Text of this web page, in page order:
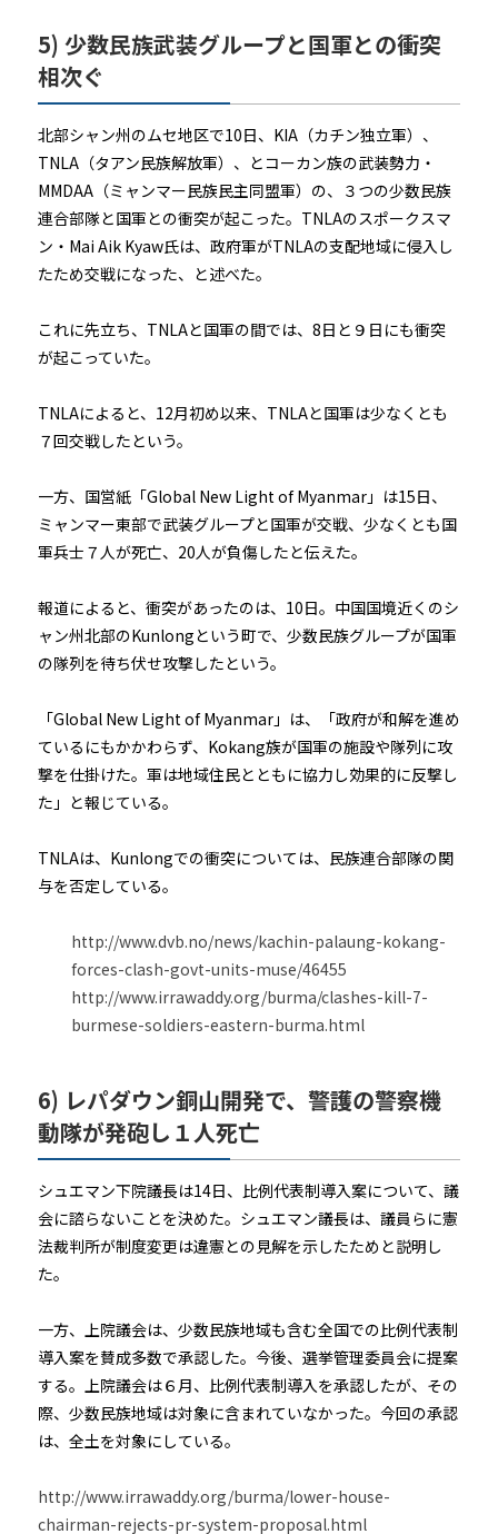
5) 少数民族武装グループと国軍との衝突
相次ぐ
北部シャン州のムセ地区で10日、KIA（カチン独立軍）、
TNLA（タアン民族解放軍）、とコーカン族の武装勢力・
MMDAA（ミャンマー民族民主同盟軍）の、３つの少数民族
連合部隊と国軍との衝突が起こった。TNLAのスポークスマ
ン・Mai Aik Kyaw氏は、政府軍がTNLAの支配地域に侵入し
たため交戦になった、と述べた。
これに先立ち、TNLAと国軍の間では、8日と９日にも衝突
が起こっていた。
TNLAによると、12月初め以来、TNLAと国軍は少なくとも
７回交戦したという。
一方、国営紙「Global New Light of Myanmar」は15日、
ミャンマー東部で武装グループと国軍が交戦、少なくとも国
軍兵士７人が死亡、20人が負傷したと伝えた。
報道によると、衝突があったのは、10日。中国国境近くのシ
ャン州北部のKunlongという町で、少数民族グループが国軍
の隊列を待ち伏せ攻撃したという。
「Global New Light of Myanmar」は、「政府が和解を進め
ているにもかかわらず、Kokang族が国軍の施設や隊列に攻
撃を仕掛けた。軍は地域住民とともに協力し効果的に反撃し
た」と報じている。
TNLAは、Kunlongでの衝突については、民族連合部隊の関
与を否定している。
http://www.dvb.no/news/kachin-palaung-kokang-
forces-clash-govt-units-muse/46455
http://www.irrawaddy.org/burma/clashes-kill-7-
burmese-soldiers-eastern-burma.html
6) レパダウン銅山開発で、警護の警察機
動隊が発砲し１人死亡
シュエマン下院議長は14日、比例代表制導入案について、議
会に諮らないことを決めた。シュエマン議長は、議員らに憲
法裁判所が制度変更は違憲との見解を示したためと説明し
た。
一方、上院議会は、少数民族地域も含む全国での比例代表制
導入案を賛成多数で承認した。今後、選挙管理委員会に提案
する。上院議会は６月、比例代表制導入を承認したが、その
際、少数民族地域は対象に含まれていなかった。今回の承認
は、全土を対象にしている。
http://www.irrawaddy.org/burma/lower-house-
chairman-rejects-pr-system-proposal.html